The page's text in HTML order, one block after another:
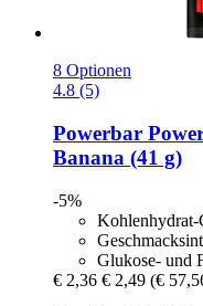
8 Optionen
4.8 (5)
Powerbar
Banana (41 g)
-5%
Kohlenhydrat-
Glukose- und
€ 2,36 € 2,49 (€